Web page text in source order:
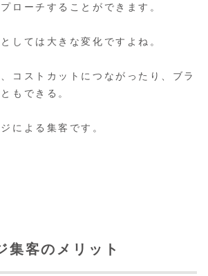
ローチすることができます。
しては大きな変化ですよね。
コストカットにつながったり、ブラ
もできる。
による集客です。
集客のメリット